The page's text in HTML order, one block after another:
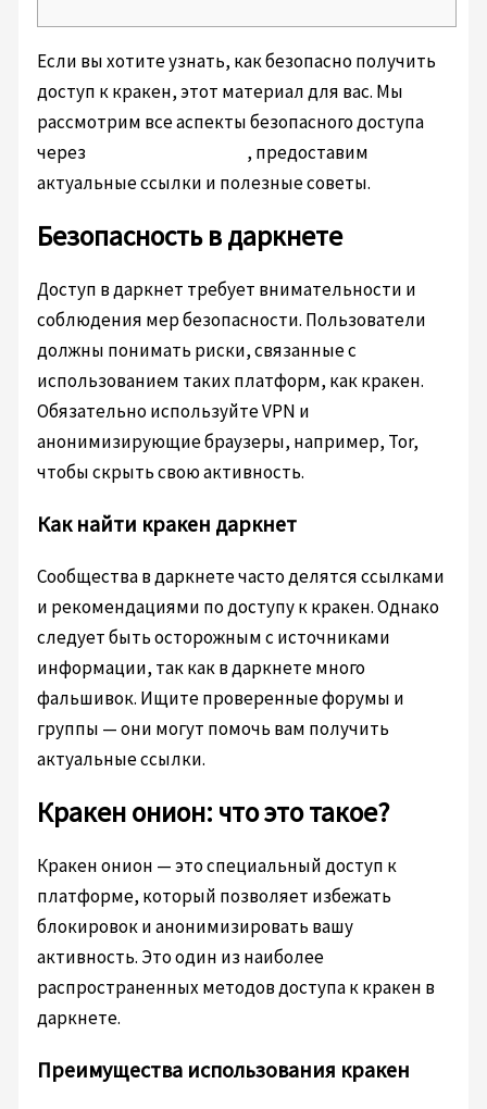
Если вы хотите узнать, как безопасно получить
доступ к кракен, этот материал для вас. Мы
рассмотрим все аспекты безопасного доступа
через
, предоставим
актуальные ссылки и полезные советы.
Безопасность в даркнете
Доступ в даркнет требует внимательности и
соблюдения мер безопасности. Пользователи
должны понимать риски, связанные с
использованием таких платформ, как кракен.
Обязательно используйте VPN и
анонимизирующие браузеры, например, Tor,
чтобы скрыть свою активность.
Как найти кракен даркнет
Сообщества в даркнете часто делятся ссылками
и рекомендациями по доступу к кракен. Однако
следует быть осторожным с источниками
информации, так как в даркнете много
фальшивок. Ищите проверенные форумы и
группы — они могут помочь вам получить
актуальные ссылки.
Кракен онион: что это такое?
Кракен онион — это специальный доступ к
платформе, который позволяет избежать
блокировок и анонимизировать вашу
активность. Это один из наиболее
распространенных методов доступа к кракен в
даркнете.
Преимущества использования кракен